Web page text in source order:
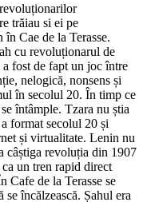
trăiau si ei pe
în Cae de la Terasse.
cu revoluționarul de
fost de fapt un joc între
nelogică, nonsens și
în secolul 20. În timp ce
întâmple. Tzara nu știa
format secolul 20 și
și virtualitate. Lenin nu
câștiga revoluția din 1907
un tren rapid direct
Cafe de la Terasse se
încălzească. Șahul era